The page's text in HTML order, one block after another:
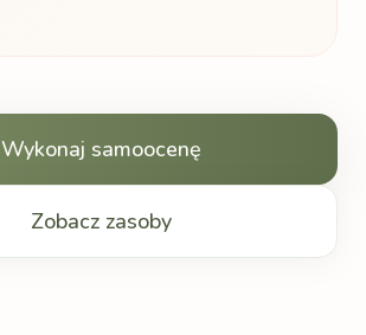
Wykonaj samoocenę
Zobacz zasoby